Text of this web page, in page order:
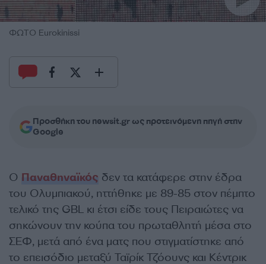
ΦΩΤΟ Eurokinissi
Προσθήκη του newsit.gr ως προτεινόμενη πηγή στην
Google
Ο Παναθηναϊκός δεν τα κατάφερε στην έδρα
του Ολυμπιακού, ηττήθηκε με 89-85 στον πέμπτο
τελικό της GBL κι έτσι είδε τους Πειραιώτες να
σηκώνουν την κούπα του πρωταθλητή μέσα στο
ΣΕΦ, μετά από ένα ματς που στιγματίστηκε από
το επεισόδιο μεταξύ Ταϊρίκ Τζόουνς και Κέντρικ